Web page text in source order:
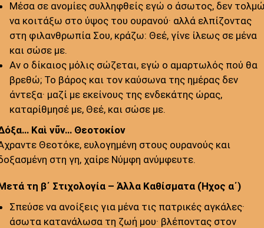
Μέσα σε ανομίες συλληφθείς εγώ ο άσωτος, δεν
να κοιτάξω στο ύψος του ουρανού· αλλά ελπίζοντας
στη φιλανθρωπία Σου, κράζω: Θεέ, γίνε ίλεως σε μένα
και σώσε με.
Αν ο δίκαιος μόλις σώζεται, εγώ ο αμαρτωλός πού θα
βρεθώ; Το βάρος και τον καύσωνα της ημέρας δεν
άντεξα· μαζί με εκείνους της ενδεκάτης ώρας,
καταρίθμησέ με, Θεέ, και σώσε με.
Καὶ νῦν… Θεοτοκίον
Θεοτόκε, ευλογημένη στους ουρανούς και
στη γη, χαίρε Νύμφη ανύμφευτε.
τη β΄ Στιχολογία – Άλλα Καθίσματα (Ήχος α΄)
Σπεύσε να ανοίξεις για μένα τις πατρικές αγκάλες·
άσωτα κατανάλωσα τη ζωή μου· βλέποντας στον